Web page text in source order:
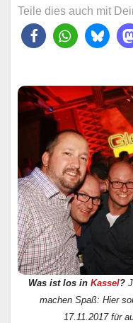
Teile dies auch mit
Was ist los in Kassel?
machen Spaß: Hier
17.11.2017 für